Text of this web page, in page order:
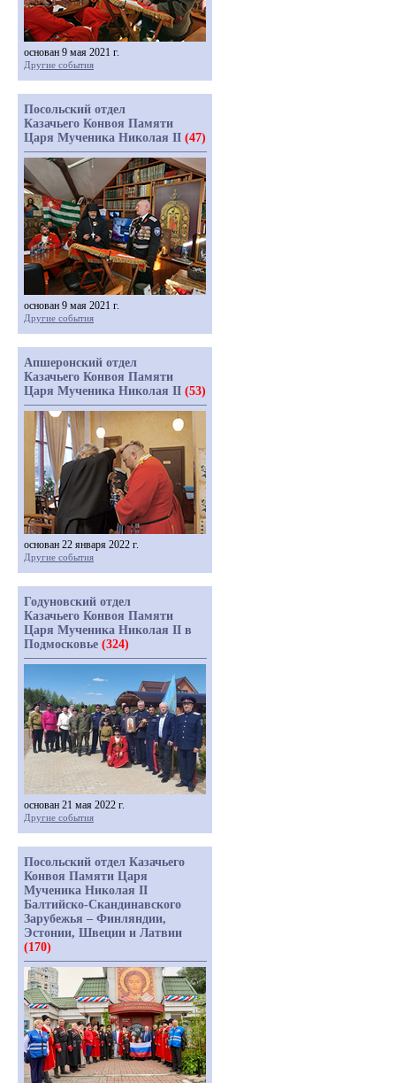
основан 9 мая 2021 г.
Другие события
Посольский отдел
Казачьего Конвоя Памяти
Царя Мученика Николая II (47)
основан 9 мая 2021 г.
Другие события
Апшеронский отдел
Казачьего Конвоя Памяти
Царя Мученика Николая II (53)
основан 22 января 2022 г.
Другие события
Годуновский отдел
Казачьего Конвоя Памяти
Царя Мученика Николая II в
Подмосковье (324)
основан 21 мая 2022 г.
Другие события
Посольский отдел Казачьего
Конвоя Памяти Царя
Мученика Николая II
Балтийско-Скандинавского
Зарубежья – Финляндии,
Эстонии, Швеции и Латвии
(170)